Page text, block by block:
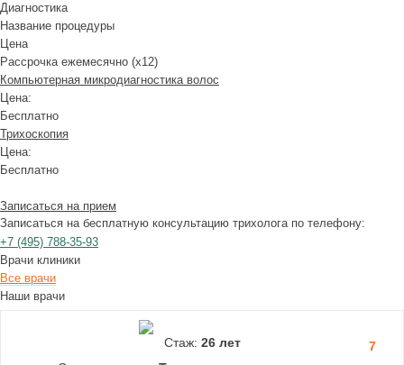
Диагностика
Название процедуры
Цена
Рассрочка ежемесячно (x12)
Компьютерная микродиагностика волос
Цена:
Бесплатно
Трихоскопия
Цена:
Бесплатно
Записаться на прием
Записаться на бесплатную консультацию трихолога по телефону:
+7 (495) 788-35-93
Врачи клиники
Все врачи
Наши врачи
7
Стаж: 26 лет